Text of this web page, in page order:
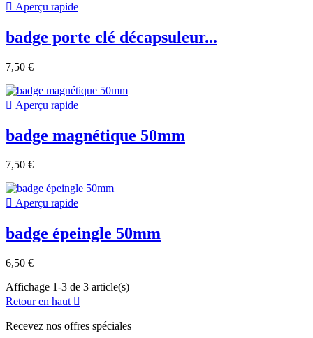
 Aperçu rapide
badge porte clé décapsuleur...
7,50 €
 Aperçu rapide
badge magnétique 50mm
7,50 €
 Aperçu rapide
badge épeingle 50mm
6,50 €
Affichage 1-3 de 3 article(s)
Retour en haut 
Recevez nos offres spéciales